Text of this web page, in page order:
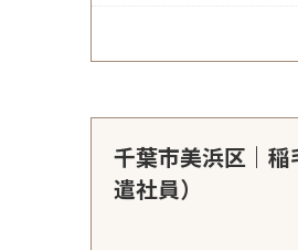
千葉市美浜区｜
遣社員）